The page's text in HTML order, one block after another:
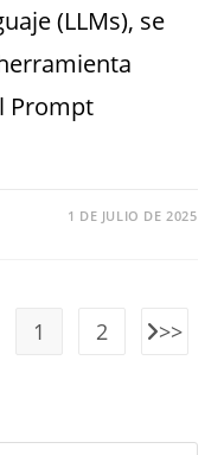
(LLMs), se
Prompt
1 DE JULIO DE 2025
1 2